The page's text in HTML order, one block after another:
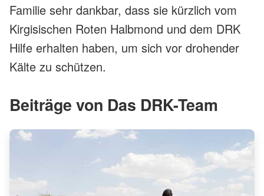
Familie sehr dankbar, dass sie kürzlich vom
Kirgisischen Roten Halbmond und dem DRK
Hilfe erhalten haben, um sich vor drohender
Kälte zu schützen.
Beiträge von Das DRK-Team